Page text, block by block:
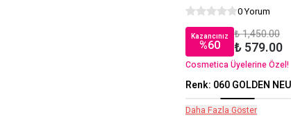
0 Yorum
Kazancınız
%60
₺ 1,450.00
₺ 579.00
Cosmetica Üyelerine Özel!
Renk: 060 GOLDEN
Daha Fazla Göster